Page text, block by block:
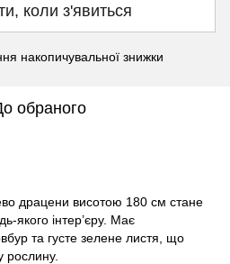
коли з'явиться
накопичувальної знижки
обраного
драцени висотою 180 см стане
якого інтер’єру. Має
та густе зелене листя, що
рослину.